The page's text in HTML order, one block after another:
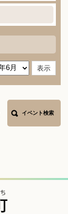
イベント検索